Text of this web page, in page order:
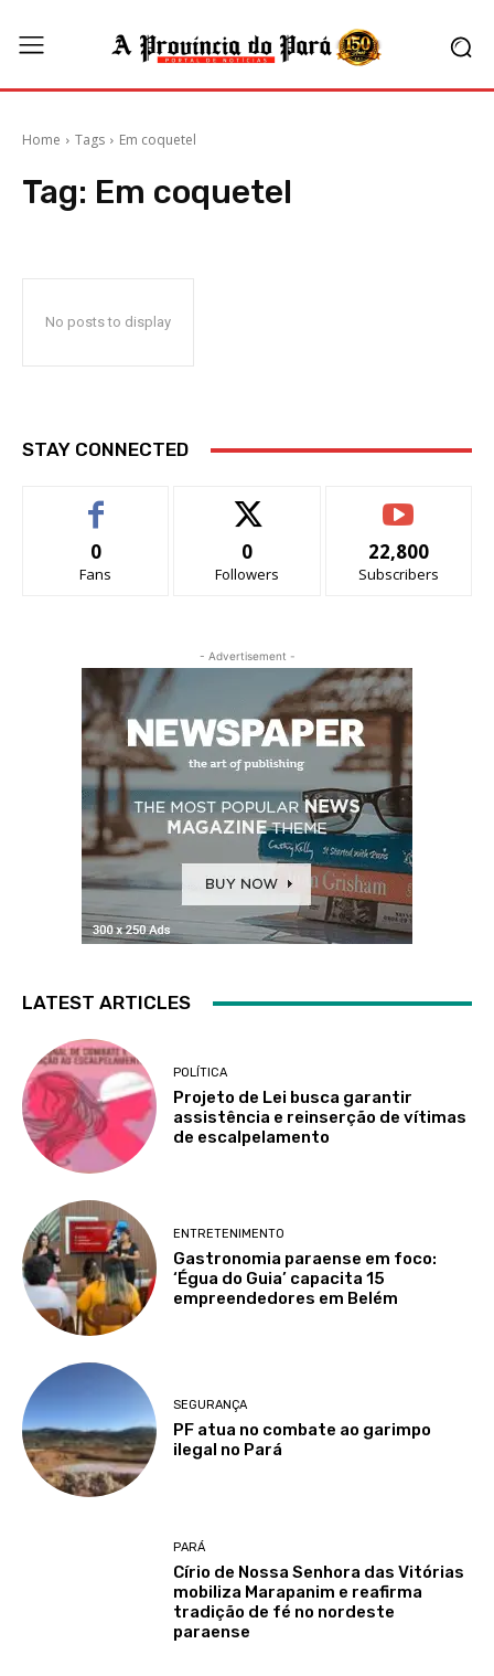
Home Tags Em coquetel
Tag: Em coquetel
No posts to display
STAY CONNECTED
0
Fans
0
Followers
22,800
Subscribers
- Advertisement -
LATEST ARTICLES
POLÍTICA
Projeto de Lei busca garantir
assistência e reinserção de vítimas
de escalpelamento
ENTRETENIMENTO
Gastronomia paraense em foco:
‘Égua do Guia’ capacita 15
empreendedores em Belém
SEGURANÇA
PF atua no combate ao garimpo
ilegal no Pará
PARÁ
Círio de Nossa Senhora das Vitórias
mobiliza Marapanim e reafirma
tradição de fé no nordeste
paraense